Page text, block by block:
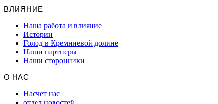
ВЛИЯНИЕ
Наша работа и влияние
Истории
Голод в Кремниевой долине
Наши партнеры
Наши сторонники
О НАС
Насчет нас